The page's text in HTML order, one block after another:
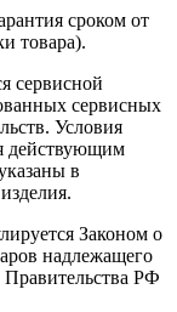
сроком от
товара).
сервисной
сервисных
Условия
действующим
в
Законом о
надлежащего
РФ